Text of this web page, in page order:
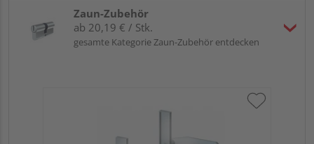
Zaun-Zubehör
ab 20,19 € / Stk.
gesamte Kategorie Zaun-Zubehör entdecken